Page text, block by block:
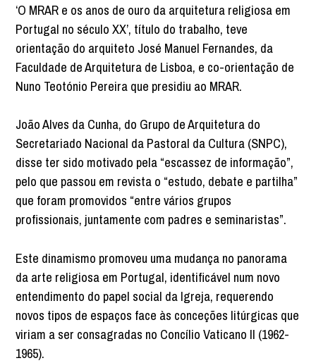
‘O MRAR e os anos de ouro da arquitetura religiosa em
Portugal no século XX’, título do trabalho, teve
orientação do arquiteto José Manuel Fernandes, da
Faculdade de Arquitetura de Lisboa, e co-orientação de
Nuno Teotónio Pereira que presidiu ao MRAR.
João Alves da Cunha, do Grupo de Arquitetura do
Secretariado Nacional da Pastoral da Cultura (SNPC),
disse ter sido motivado pela “escassez de informação”,
pelo que passou em revista o “estudo, debate e partilha”
que foram promovidos “entre vários grupos
profissionais, juntamente com padres e seminaristas”.
Este dinamismo promoveu uma mudança no panorama
da arte religiosa em Portugal, identificável num novo
entendimento do papel social da Igreja, requerendo
novos tipos de espaços face às conceções litúrgicas que
viriam a ser consagradas no Concílio Vaticano II (1962-
1965).